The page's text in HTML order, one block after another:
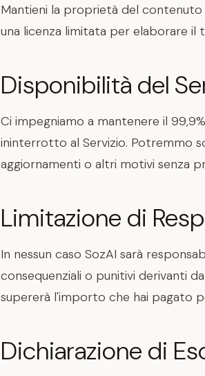
Mantieni la proprietà del contenuto
una licenza limitata per elaborare
Disponibilità del
Ci impegniamo a mantenere il
ininterrotto al Servizio. Potremmo
aggiornamenti o altri motivi senza
Limitazione di
In nessun caso SozAI sarà
consequenziali o punitivi derivanti
supererà l'importo che hai pagato
Dichiarazione di